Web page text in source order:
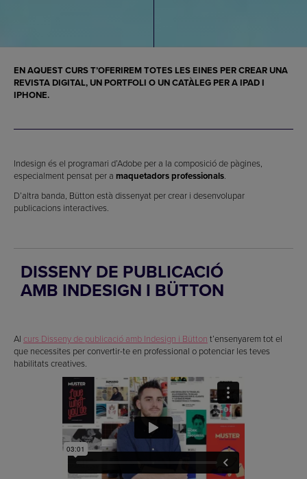
EN AQUEST CURS T’OFERIREM TOTES LES EINES PER CREAR UNA
REVISTA DIGITAL, UN PORTFOLI O UN CATÀLEG PER A IPAD I
IPHONE.
Indesign és el programari d’Adobe per a la composició de pàgines,
especialment pensat per a maquetadors professionals.
D’altra banda, Bütton està dissenyat per crear i desenvolupar
publicacions interactives.
DISSENY DE PUBLICACIÓ
AMB INDESIGN I BÜTTON
Al curs Disseny de publicació amb Indesign i Bütton t’ensenyarem tot el
que necessites per convertir-te en professional o potenciar les teves
habilitats creatives.